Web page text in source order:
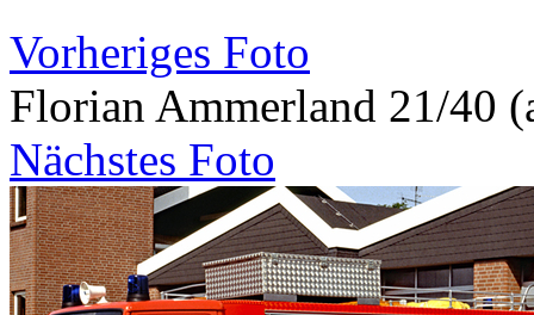
Vorheriges Foto
Florian Ammerland 21/40
Nächstes Foto